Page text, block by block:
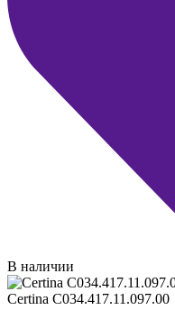
В наличии
Certina C034.417.11.097.00